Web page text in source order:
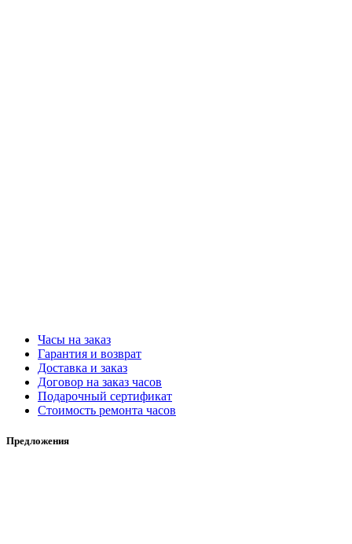
Часы на заказ
Гарантия и возврат
Доставка и заказ
Договор на заказ часов
Подарочный сертификат
Стоимость ремонта часов
Предложения